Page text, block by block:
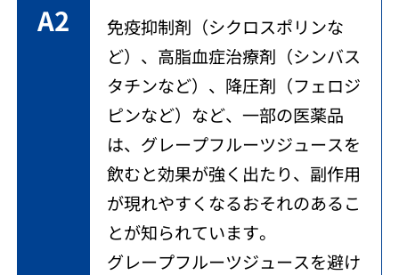
A2
免疫抑制剤（シクロスポリンな
ど）、高脂血症治療剤（シンバス
タチンなど）、降圧剤（フェロジ
ピンなど）など、一部の医薬品
は、グレープフルーツジュースを
飲むと効果が強く出たり、副作用
が現れやすくなるおそれのあるこ
とが知られています。
グレープフルーツジュースを避け